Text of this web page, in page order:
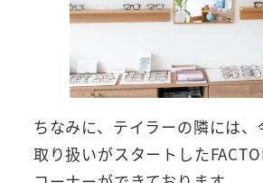
ちなみに、テイラーの隣には
取り扱いがスタートした